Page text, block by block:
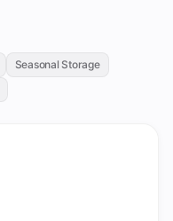
Seasonal Storage